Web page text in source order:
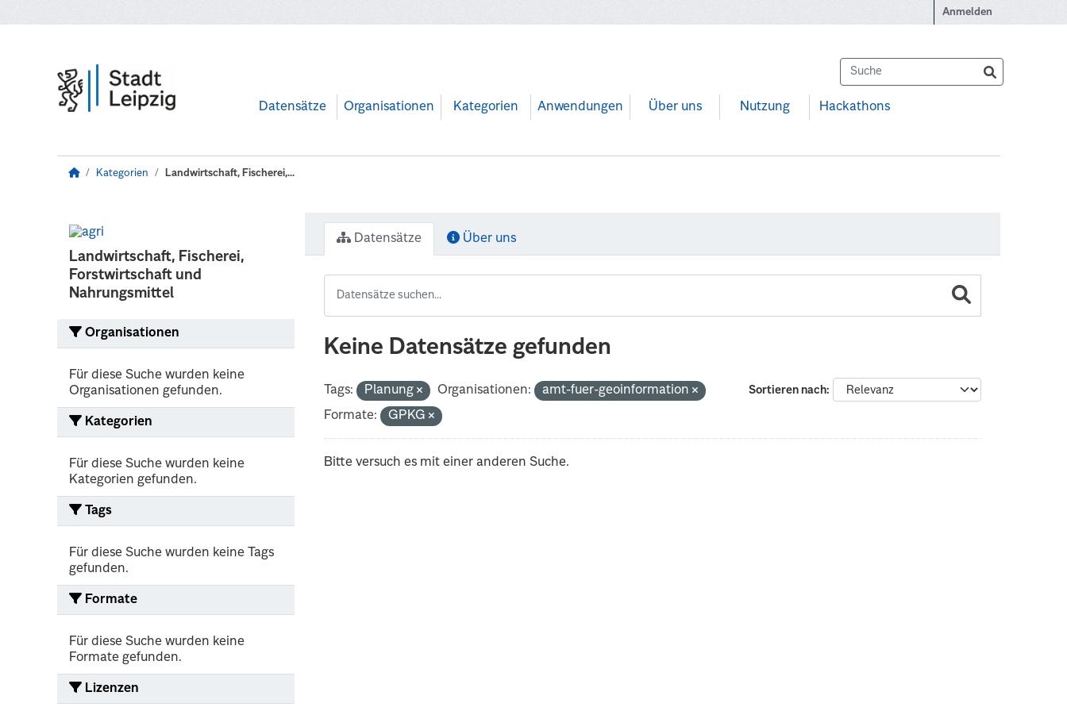
Anmelden
Datensätze Organisationen Kategorien Anwendungen Über uns Nutzung Hackathons
Kategorien Landwirtschaft, Fischerei,...
Landwirtschaft, Fischerei,
Forstwirtschaft und
Nahrungsmittel
Organisationen
Für diese Suche wurden keine
Organisationen gefunden.
Kategorien
Für diese Suche wurden keine
Kategorien gefunden.
Tags
Für diese Suche wurden keine Tags
gefunden.
Formate
Für diese Suche wurden keine
Formate gefunden.
Lizenzen
Datensätze Über uns
Keine Datensätze gefunden
Sortieren nach
Tags: Planung Organisationen:
amt-fuer-geoinformation
Formate:
GPKG
Bitte versuch es mit einer anderen Suche.